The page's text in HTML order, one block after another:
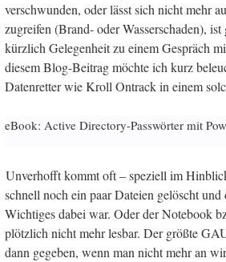
verschwunden, oder lässt sich nicht mehr
zugreifen (Brand- oder Wasserschaden),
kürzlich Gelegenheit zu einem Gespräch
diesem Blog-Beitrag möchte ich kurz
Datenretter wie Kroll Ontrack in einem
eBook: Active Directory-Passwörter mit
Unverhofft kommt oft – speziell im
schnell noch ein paar Dateien gelöscht und
Wichtiges dabei war. Oder der Notebook
plötzlich nicht mehr lesbar. Der größte
dann gegeben, wenn man nicht mehr an